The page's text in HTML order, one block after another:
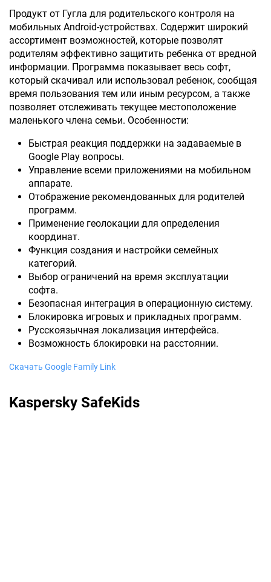
Продукт от Гугла для родительского контроля на
мобильных Android-устройствах. Содержит широкий
ассортимент возможностей, которые позволят
родителям эффективно защитить ребенка от вредной
информации. Программа показывает весь софт,
который скачивал или использовал ребенок, сообщая
время пользования тем или иным ресурсом, а также
позволяет отслеживать текущее местоположение
маленького члена семьи. Особенности:
Быстрая реакция поддержки на задаваемые в
Google Play вопросы.
Управление всеми приложениями на мобильном
аппарате.
Отображение рекомендованных для родителей
программ.
Применение геолокации для определения
координат.
Функция создания и настройки семейных
категорий.
Выбор ограничений на время эксплуатации
софта.
Безопасная интеграция в операционную систему.
Блокировка игровых и прикладных программ.
Русскоязычная локализация интерфейса.
Возможность блокировки на расстоянии.
Скачать Google Family Link
Kaspersky SafeKids